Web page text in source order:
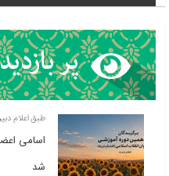
طبق اعلام
اسامی
شد